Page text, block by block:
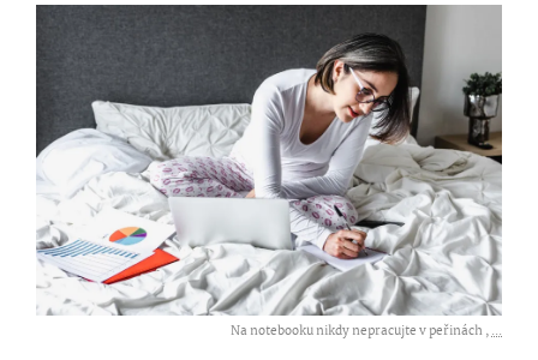
Na notebooku nikdy nepracujte v peřinách ,...